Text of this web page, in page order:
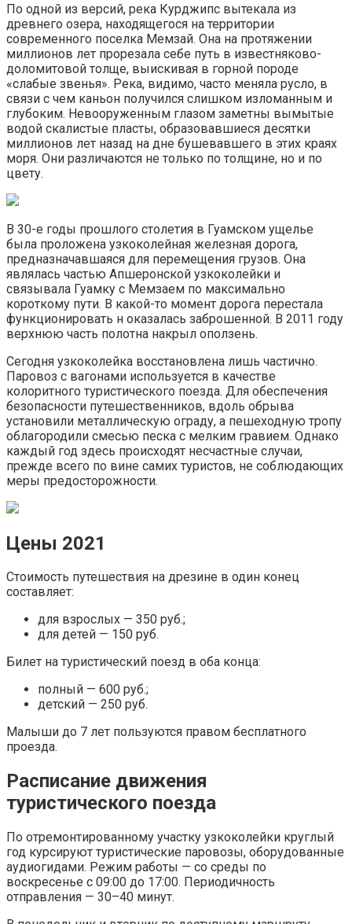
По одной из версий, река Курджипс вытекала из
древнего озера, находящегося на территории
современного поселка Мемзай. Она на протяжении
миллионов лет прорезала себе путь в известняково-
доломитовой толще, выискивая в горной породе
«слабые звенья». Река, видимо, часто меняла русло, в
связи с чем каньон получился слишком изломанным и
глубоким. Невооруженным глазом заметны вымытые
водой скалистые пласты, образовавшиеся десятки
миллионов лет назад на дне бушевавшего в этих краях
моря. Они различаются не только по толщине, но и по
цвету.
В 30-е годы прошлого столетия в Гуамском ущелье
была проложена узкоколейная железная дорога,
предназначавшаяся для перемещения грузов. Она
являлась частью Апшеронской узкоколейки и
связывала Гуамку с Мемзаем по максимально
короткому пути. В какой-то момент дорога перестала
функционировать н оказалась заброшенной. В 2011 году
верхнюю часть полотна накрыл оползень.
Сегодня узкоколейка восстановлена лишь частично.
Паровоз с вагонами используется в качестве
колоритного туристического поезда. Для обеспечения
безопасности путешественников, вдоль обрыва
установили металлическую ограду, а пешеходную тропу
облагородили смесью песка с мелким гравием. Однако
каждый год здесь происходят несчастные случаи,
прежде всего по вине самих туристов, не соблюдающих
меры предосторожности.
Цены 2021
Стоимость путешествия на дрезине в один конец
составляет:
для взрослых — 350 руб.;
для детей — 150 руб.
Билет на туристический поезд в оба конца:
полный — 600 руб.;
детский — 250 руб.
Малыши до 7 лет пользуются правом бесплатного
проезда.
Расписание движения
туристического поезда
По отремонтированному участку узкоколейки круглый
год курсируют туристические паровозы, оборудованные
аудиогидами. Режим работы — со среды по
воскресенье с 09:00 до 17:00. Периодичность
отправления — 30–40 минут.